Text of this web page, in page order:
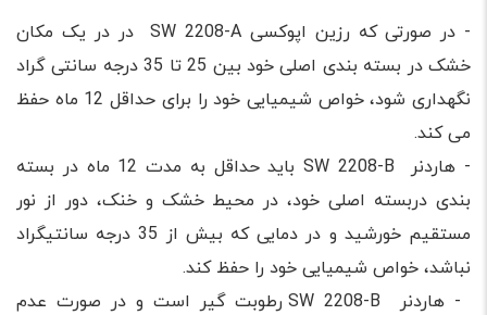
- در صورتی که رزین اپوکسی SW 2208-A در در یک مکان
خشک در بسته بندی اصلی خود بین 25 تا 35 درجه سانتی گراد
نگهداری شود، خواص شیمیایی خود را برای حداقل 12 ماه حفظ
می کند.
- هاردنر SW 2208-B باید حداقل به مدت 12 ماه در بسته
بندی دربسته اصلی خود، در محیط خشک و خنک، دور از نور
مستقیم خورشید و در دمایی که بیش از 35 درجه سانتیگراد
نباشد، خواص شیمیایی خود را حفظ کند.
- هاردنر SW 2208-B رطوبت گیر است و در صورت عدم